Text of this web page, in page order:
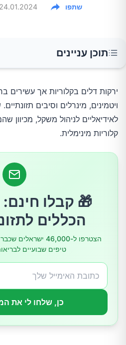
24.01.2024 שתפו
תוכן עניינים
1. גזר
2. מלפפונים
7. ברוקולי
8. צ'יפס קייל
ירקות דלים בקלוריות אך עשירים
ויטמינים, מינרלים וסיבים
לאידיאליים לניהול משקל,
קלוריות מינימלית.
הכללים
הצטרפו ל-46,000
טיפים שבועיים
כן, שלחו לי את